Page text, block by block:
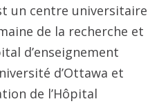
un centre universitaire
de la recherche et
d’enseignement
d’Ottawa et
de l’Hôpital